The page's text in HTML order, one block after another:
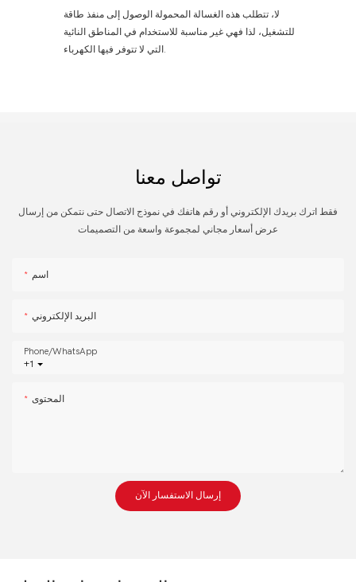
لا، تتطلب هذه الغسالة المحمولة الوصول إلى منفذ طاقة
للتشغيل، لذا فهي غير مناسبة للاستخدام في المناطق النائية
التي لا تتوفر فيها الكهرباء.
تواصل معنا
فقط اترك بريدك الإلكتروني أو رقم هاتفك في نموذج الاتصال حتى نتمكن من إرسال
عرض أسعار مجاني لمجموعة واسعة من التصميمات
اسم
البريد الإلكتروني
+1
Phone/whatsApp
المحتوى
إرسال الاستفسار الآن